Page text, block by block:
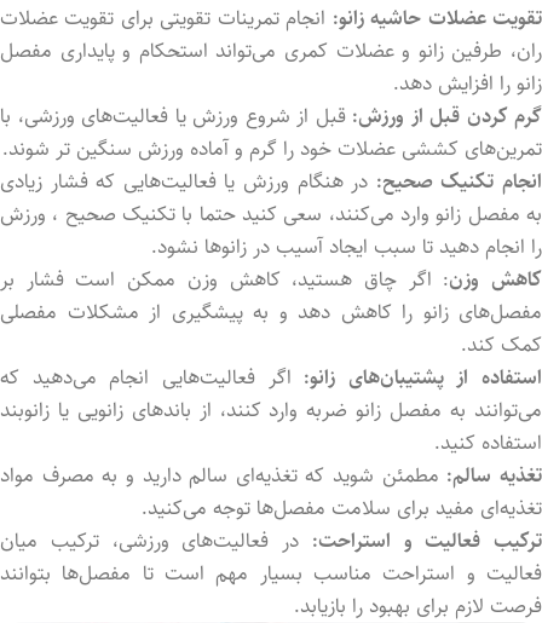
تقویت عضلات حاشیه زانو: انجام تمرینات تقویتی برای تقویت عضلات
ران، طرفین زانو و عضلات کمری می‌تواند استحکام و پایداری مفصل
زانو را افزایش دهد.
گرم کردن قبل از ورزش: قبل از شروع ورزش یا فعالیت‌های ورزشی، با
تمرین‌های کششی عضلات خود را گرم و آماده ورزش سنگين ‌تر شوند.
انجام تکنیک صحیح: در هنگام ورزش یا فعالیت‌هایی که فشار زیادی
به مفصل زانو وارد می‌کنند، سعی کنید حتما با تکنیک صحیح ، ورزش
را انجام دهید تا سبب ایجاد آسیب در زانوها نشود.
کاهش وزن: اگر چاق هستید، کاهش وزن ممکن است فشار بر
مفصل‌های زانو را کاهش دهد و به پیشگیری از مشکلات مفصلی
کمک کند.
استفاده از پشتیبان‌های زانو: اگر فعالیت‌هایی انجام می‌دهید که
می‌توانند به مفصل زانو ضربه وارد کنند، از باندهای زانویی یا زانوبند
استفاده کنید.
تغذیه سالم: مطمئن شوید که تغذیه‌ای سالم دارید و به مصرف مواد
تغذیه‌ای مفید برای سلامت مفصل‌ها توجه می‌کنید.
ترکیب فعالیت و استراحت: در فعالیت‌های ورزشی، ترکیب میان
فعالیت و استراحت مناسب بسیار مهم است تا مفصل‌ها بتوانند
فرصت لازم برای بهبود را بازیابد.